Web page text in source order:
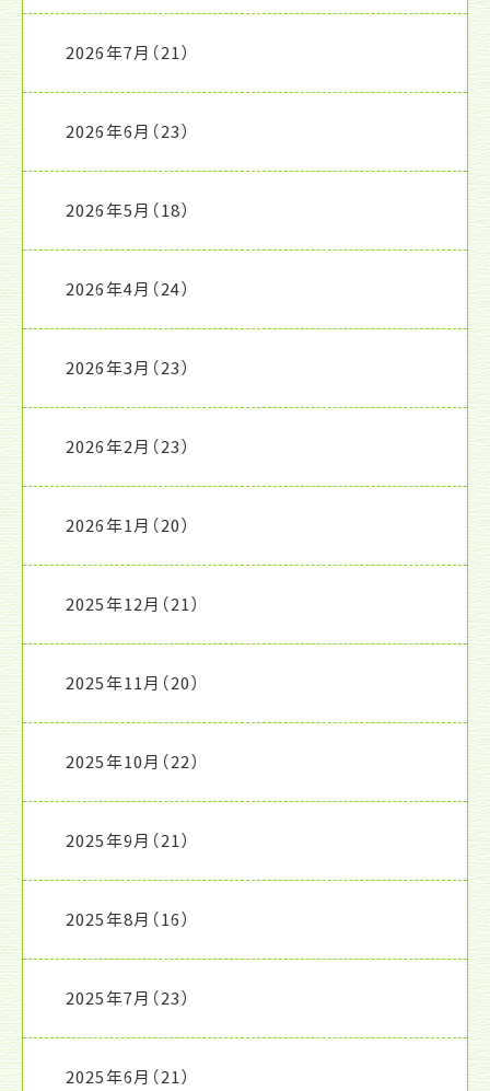
2026年7月 （21）
2026年6月 （23）
2026年5月 （18）
2026年4月 （24）
2026年3月 （23）
2026年2月 （23）
2026年1月 （20）
2025年12月 （21）
2025年11月 （20）
2025年10月 （22）
2025年9月 （21）
2025年8月 （16）
2025年7月 （23）
2025年6月 （21）